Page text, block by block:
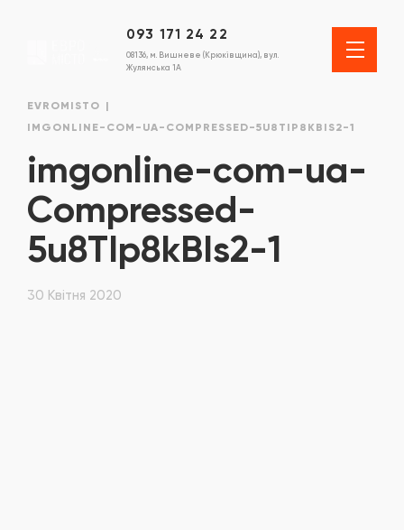
093 171 24 22
08136, м. Вишневе (Крюківщина), вул.
Жулянська 1А
EVROMISTO
IMGONLINE-COM-UA-COMPRESSED-5U8TIP8KBIS2-1
imgonline-com-ua-
Compressed-
5u8TIp8kBIs2-1
30 Квітня 2020